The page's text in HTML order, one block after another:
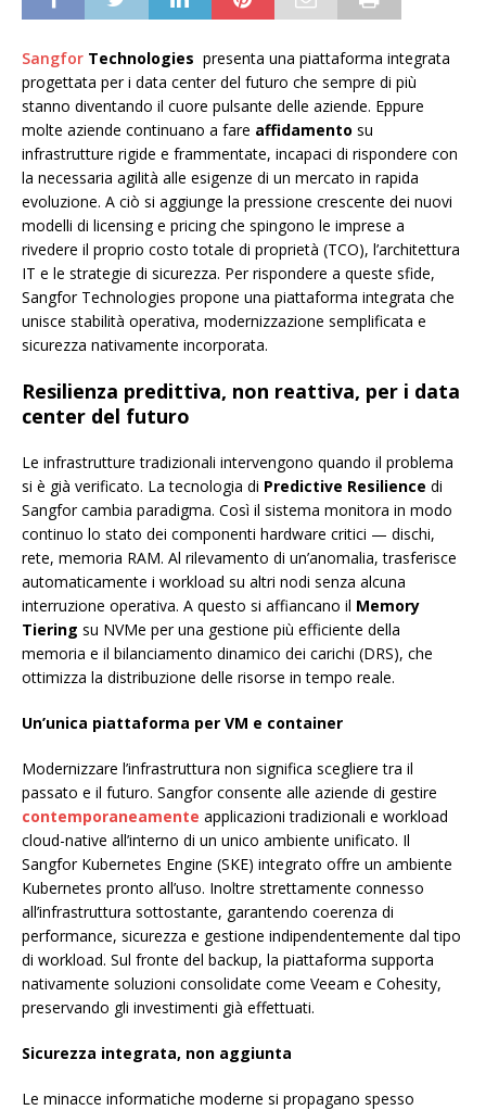
Sangfor Technologies presenta una piattaforma integrata
progettata per i data center del futuro che sempre di più
stanno diventando il cuore pulsante delle aziende. Eppure
molte aziende continuano a fare affidamento su
infrastrutture rigide e frammentate, incapaci di rispondere con
la necessaria agilità alle esigenze di un mercato in rapida
evoluzione. A ciò si aggiunge la pressione crescente dei nuovi
modelli di licensing e pricing che spingono le imprese a
rivedere il proprio costo totale di proprietà (TCO), l’architettura
IT e le strategie di sicurezza. Per rispondere a queste sfide,
Sangfor Technologies propone una piattaforma integrata che
unisce stabilità operativa, modernizzazione semplificata e
sicurezza nativamente incorporata.
Resilienza predittiva, non reattiva, per i data
center del futuro
Le infrastrutture tradizionali intervengono quando il problema
si è già verificato. La tecnologia di Predictive Resilience di
Sangfor cambia paradigma. Così il sistema monitora in modo
continuo lo stato dei componenti hardware critici — dischi,
rete, memoria RAM. Al rilevamento di un’anomalia, trasferisce
automaticamente i workload su altri nodi senza alcuna
interruzione operativa. A questo si affiancano il Memory
Tiering su NVMe per una gestione più efficiente della
memoria e il bilanciamento dinamico dei carichi (DRS), che
ottimizza la distribuzione delle risorse in tempo reale.
Un’unica piattaforma per VM e container
Modernizzare l’infrastruttura non significa scegliere tra il
passato e il futuro. Sangfor consente alle aziende di gestire
contemporaneamente applicazioni tradizionali e workload
cloud-native all’interno di un unico ambiente unificato. Il
Sangfor Kubernetes Engine (SKE) integrato offre un ambiente
Kubernetes pronto all’uso. Inoltre strettamente connesso
all’infrastruttura sottostante, garantendo coerenza di
performance, sicurezza e gestione indipendentemente dal tipo
di workload. Sul fronte del backup, la piattaforma supporta
nativamente soluzioni consolidate come Veeam e Cohesity,
preservando gli investimenti già effettuati.
Sicurezza integrata, non aggiunta
Le minacce informatiche moderne si propagano spesso